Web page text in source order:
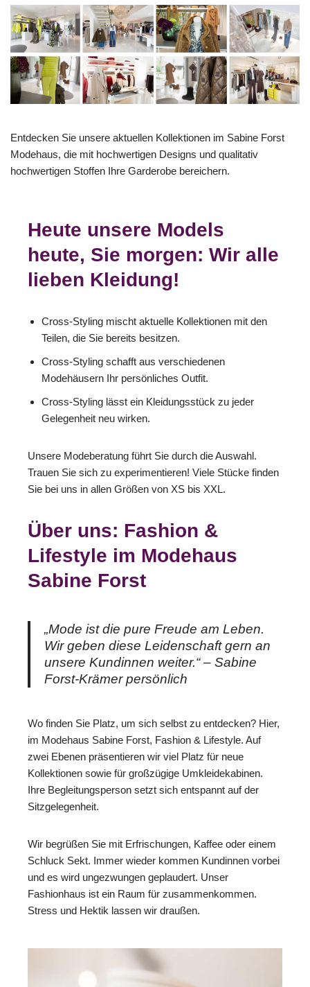
Entdecken Sie unsere aktuellen Kollektionen im Sabine Forst
Modehaus, die mit hochwertigen Designs und qualitativ
hochwertigen Stoffen Ihre Garderobe bereichern.
Heute unsere Models
heute, Sie morgen: Wir alle
lieben Kleidung!
Cross-Styling mischt aktuelle Kollektionen mit den
Teilen, die Sie bereits besitzen.
Cross-Styling schafft aus verschiedenen
Modehäusern Ihr persönliches Outfit.
Cross-Styling lässt ein Kleidungsstück zu jeder
Gelegenheit neu wirken.
Unsere Modeberatung führt Sie durch die Auswahl.
Trauen Sie sich zu experimentieren! Viele Stücke finden
Sie bei uns in allen Größen von XS bis XXL.
Über uns: Fashion &
Lifestyle im Modehaus
Sabine Forst
„Mode ist die pure Freude am Leben.
Wir geben diese Leidenschaft gern an
unsere Kundinnen weiter.“ – Sabine
Forst-Krämer persönlich
Wo finden Sie Platz, um sich selbst zu entdecken? Hier,
im Modehaus Sabine Forst, Fashion & Lifestyle. Auf
zwei Ebenen präsentieren wir viel Platz für neue
Kollektionen sowie für großzügige Umkleidekabinen.
Ihre Begleitungsperson setzt sich entspannt auf der
Sitzgelegenheit.
Wir begrüßen Sie mit Erfrischungen, Kaffee oder einem
Schluck Sekt. Immer wieder kommen Kundinnen vorbei
und es wird ungezwungen geplaudert. Unser
Fashionhaus ist ein Raum für zusammenkommen.
Stress und Hektik lassen wir draußen.